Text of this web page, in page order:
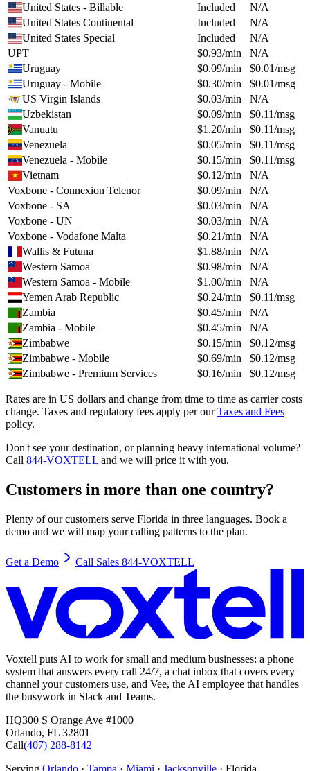
United States - Billable
Included
N/A
United States Continental
Included
N/A
United States Special
Included
N/A
UPT
$0.93/min
N/A
Uruguay
$0.09/min $0.01/msg
Uruguay - Mobile
$0.30/min $0.01/msg
US Virgin Islands
$0.03/min
N/A
Uzbekistan
$0.09/min $0.11/msg
Vanuatu
$1.20/min $0.11/msg
Venezuela
$0.05/min $0.11/msg
Venezuela - Mobile
$0.15/min $0.11/msg
Vietnam
$0.12/min
N/A
Voxbone - Connexion Telenor
$0.09/min
N/A
Voxbone - SA
$0.03/min
N/A
Voxbone - UN
$0.03/min
N/A
Voxbone - Vodafone Malta
$0.21/min
N/A
Wallis & Futuna
$1.88/min
N/A
Western Samoa
$0.98/min
N/A
Western Samoa - Mobile
$1.00/min
N/A
Yemen Arab Republic
$0.24/min $0.11/msg
Zambia
$0.45/min
N/A
Zambia - Mobile
$0.45/min
N/A
Zimbabwe
$0.15/min $0.12/msg
Zimbabwe - Mobile
$0.69/min $0.12/msg
Zimbabwe - Premium Services
$0.16/min $0.12/msg
Rates are in US dollars and change from time to time as carrier costs
change. Taxes and regulatory fees apply per our Taxes and Fees
policy.
Don't see your destination, or planning heavy international volume?
Call 844-VOXTELL and we will price it with you.
Customers in more than one country?
Plenty of our customers serve Florida in three languages. Book a
demo and we will map your calling patterns to the plan.
Get a Demo Call Sales 844-VOXTELL
Voxtell puts AI to work for small and medium businesses: a phone
system that answers every call 24/7, a chat inbox that covers every
channel your customers use, and Vee, the AI employee that handles
the busywork in Slack and Teams.
HQ300 S Orange Ave #1000
Orlando, FL 32801
Call(407) 288-8142